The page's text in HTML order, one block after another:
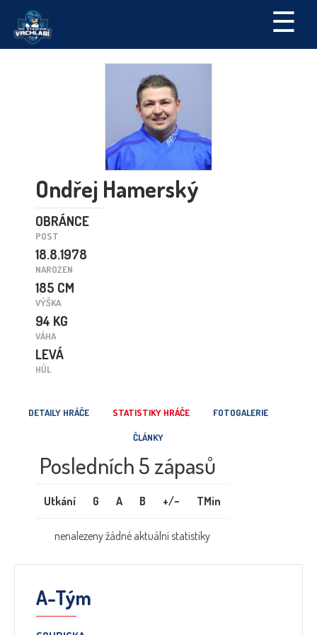
☰
Ondřej Hamerský
OBRÁNCE
POST
18.8.1978
NAROZEN
185 CM
VÝŠKA
94 KG
VÁHA
LEVÁ
HŮL
DETAILY HRÁČE STATISTIKY HRÁČE FOTOGALERIE
ČLÁNKY
Posledních 5 zápasů
Utkání G A B +/− TMin
nenalezeny žádné aktuální statistiky
A-Tým